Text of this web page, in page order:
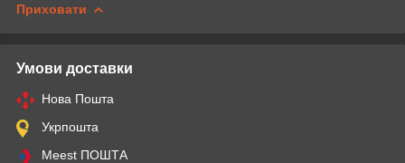
Приховати
Умови доставки
Нова Пошта
Укрпошта
Meest ПОШТА